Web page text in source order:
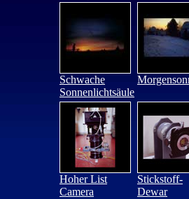
Schwache
Sonnenlichtsäule
Hoher List
Camera
Stickstoff-
Dewar